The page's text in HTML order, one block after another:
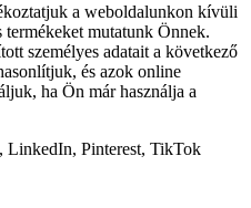
a weboldalunkon kívüli
mutatunk Önnek.
személyes adatait a következő
és azok online
ha Ön már használja a
LinkedIn, Pinterest, TikTok